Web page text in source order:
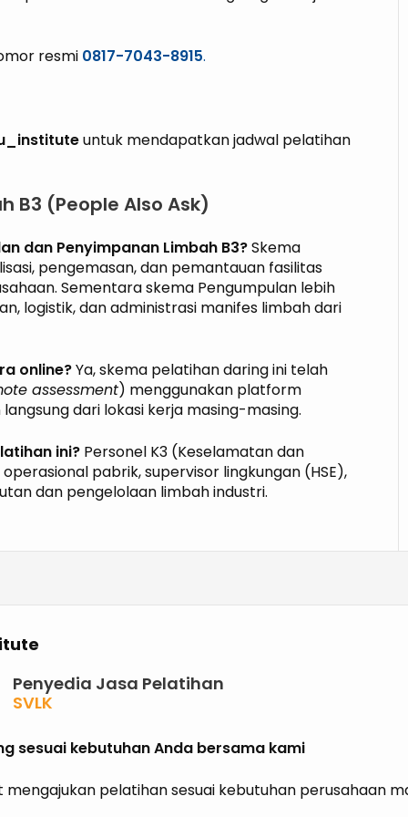
resmi 0817-7043-8915.
untuk mendapatkan jadwal pelatihan
B3 (People Also Ask)
dan Penyimpanan Limbah B3?Skema
pengemasan, dan pemantauan fasilitas
Sementara skema Pengumpulan lebih
logistik, dan administrasi manifes limbah dari
online?Ya, skema pelatihan daring ini telah
assessment) menggunakan platform
dari lokasi kerja masing-masing.
ini? Personel K3 (Keselamatan dan
pabrik, supervisor lingkungan (HSE),
dan pengelolaan limbah industri.
Penyedia Jasa Pelatihan
SVLK
P2K3
P3K
K3 KIMIA
K3 MIGAS
sesuai kebutuhan Anda bersama kami
mengajukan pelatihan sesuai kebutuhan perusahaan